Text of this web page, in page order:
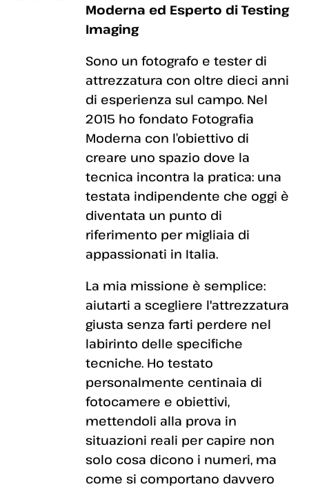
Moderna ed Esperto di Testing
Imaging
Sono un fotografo e tester di
attrezzatura con oltre dieci anni
di esperienza sul campo. Nel
2015 ho fondato Fotografia
Moderna con l’obiettivo di
creare uno spazio dove la
tecnica incontra la pratica: una
testata indipendente che oggi è
diventata un punto di
riferimento per migliaia di
appassionati in Italia.
La mia missione è semplice:
aiutarti a scegliere l'attrezzatura
giusta senza farti perdere nel
labirinto delle specifiche
tecniche. Ho testato
personalmente centinaia di
fotocamere e obiettivi,
mettendoli alla prova in
situazioni reali per capire non
solo cosa dicono i numeri, ma
come si comportano davvero